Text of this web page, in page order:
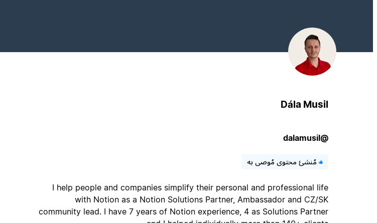
Dála Musil
@dalamusil
مُنشئ محتوى مُوصى به
I help people and companies simplify their personal and professional life
with Notion as a Notion Solutions Partner, Ambassador and CZ/SK
community lead. I have 7 years of Notion experience, 4 as Solutions Partner